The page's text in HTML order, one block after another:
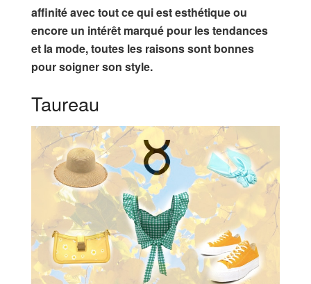
affinité avec tout ce qui est esthétique ou
encore un intérêt marqué pour les tendances
et la mode, toutes les raisons sont bonnes
pour soigner son style.
Taureau